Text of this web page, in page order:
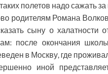
полетов надо сажать
родителям Романа
сыну о халатности
после окончания
в Москву, где
иной